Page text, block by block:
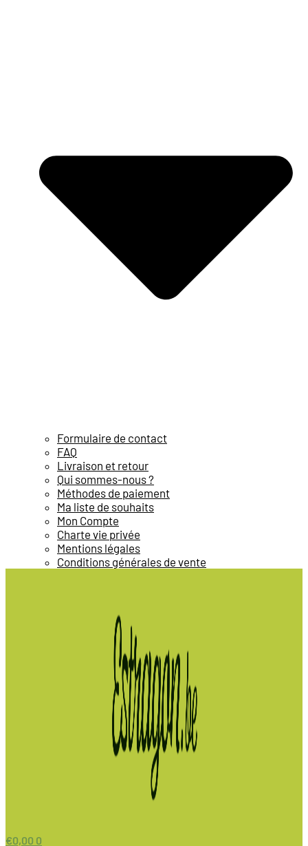
Formulaire de contact
FAQ
Livraison et retour
Qui sommes-nous ?
Méthodes de paiement
Ma liste de souhaits
Mon Compte
Charte vie privée
Mentions légales
Conditions générales de vente
€0,00 0